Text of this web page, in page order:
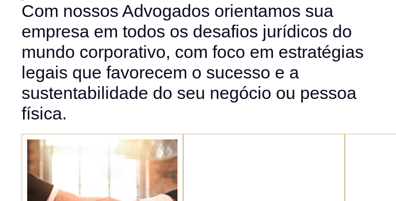
Com nossos Advogados orientamos sua
empresa em todos os desafios jurídicos do
mundo corporativo, com foco em estratégias
legais que favorecem o sucesso e a
sustentabilidade do seu negócio ou pessoa
física.